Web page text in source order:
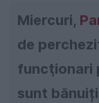
Miercuri,
de
funcţionari
sunt